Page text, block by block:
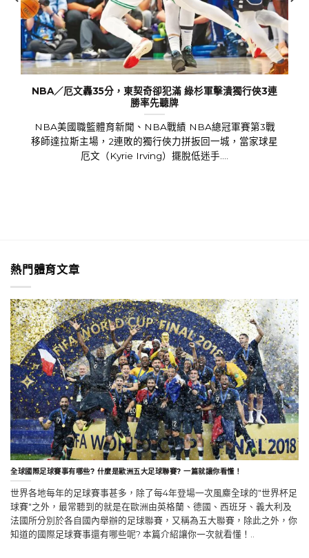
NBA／厄文轟35分，東契奇卻犯滿 綠杉軍擊潰獨行俠3連
勝率先聽牌
NBA美國職籃體育新聞、NBA戰績 NBA總冠軍賽第3戰
移師達拉斯主場，2連敗的獨行俠力拼扳回一城，當家球星
厄文（Kyrie Irving）擺脫低迷手....
熱門體育文章
全球國際足球賽事有哪些? 什麼是歐洲五大足球聯賽? 一篇就讓你看懂！
世界各地每年的足球賽事甚多，除了每4年登場一次風麋全球的"世界杯足
球賽"之外，最常聽到的就是在歐洲由英格蘭、德國、西班牙、義大利及
法國所分別於各自國內舉辦的足球聯賽，又稱為五大聯賽，除此之外，你
知道的國際足球賽事還有哪些呢? 本篇介紹讓你一次就看懂！..